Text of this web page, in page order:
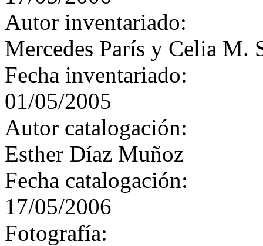
Autor inventariado:
Mercedes París y Celia M.
Fecha inventariado:
01/05/2005
Autor catalogación:
Esther Díaz Muñoz
Fecha catalogación:
17/05/2006
Fotografía: